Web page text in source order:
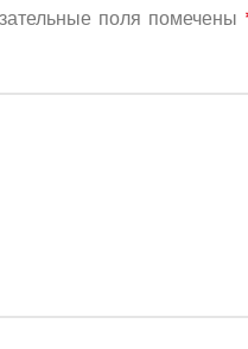
поля помечены